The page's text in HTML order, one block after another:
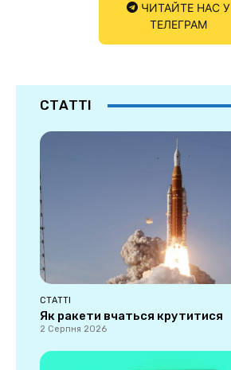
ЧИТАЙТЕ НАС У
ТЕЛЕГРАМ
СТАТТІ
СТАТТІ
Як ракети вчаться крутитися
2 Серпня 2026